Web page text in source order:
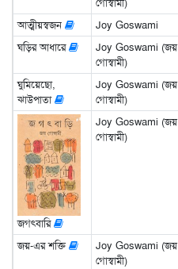
আত্মীয়স্বজন Joy Goswami
ঘড়ির আধারে
Joy Goswami (জয়
গোস্বামী)
ঘুমিয়েছো,
ঝাউপাতা
Joy Goswami (জয়
গোস্বামী)
জগৎবারি
Joy Goswami (জয়
গোস্বামী)
জয়-এর শক্তি
Joy Goswami (জয়
গোস্বামী)